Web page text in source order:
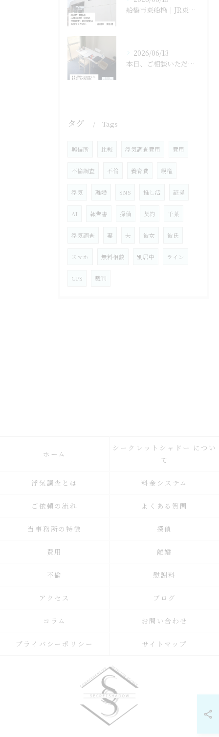
船橋市東船橋｜JR東船橋駅周辺の浮気調査・素行調査はお任せく...
2026/06/13
本日、ご相談いただいていたお客様と正式にご契約となりました。
タグ Tags
興信所 比較 浮気調査費用 費用
不倫調査 不倫 養育費 親権
浮気 離婚 SNS 推し活 証拠
AI 報告書 探偵 契約 千葉
浮気調査 妻 夫 彼女 彼氏
スマホ 無料相談 別居中 ライン
GPS 裁判
ホーム
シークレットシャドー につい
て
浮気調査とは 料金システム
ご依頼の流れ よくある質問
当事務所の特徴 探偵
費用 離婚
不倫 慰謝料
アクセス ブログ
コラム お問い合わせ
プライバシーポリシー サイトマップ